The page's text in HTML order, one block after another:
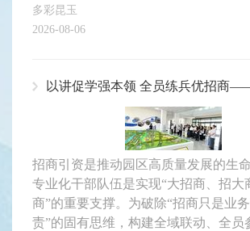
多彩昆玉
2026-08-06
招商引资是推动园区高质量发展的生
专业化干部队伍是实现“大招商、招大
商”的重要支撑。为破除“招商只是业
责”的固有思维，构建全域联动、全员